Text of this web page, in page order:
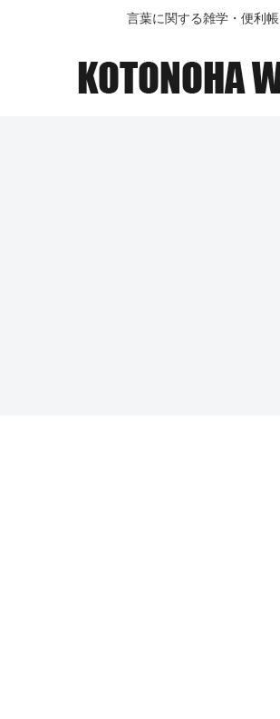
言葉に関する雑学・便利帳